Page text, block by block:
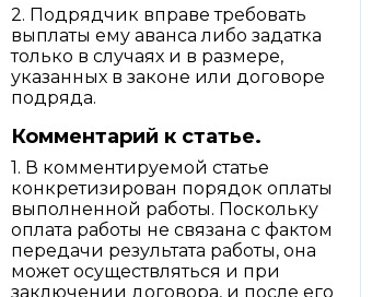
2. Подрядчик вправе требовать
выплаты ему аванса либо задатка
только в случаях и в размере,
указанных в законе или договоре
подряда.
Комментарий к статье.
1. В комментируемой статье
конкретизирован порядок оплаты
выполненной работы. Поскольку
оплата работы не связана с фактом
передачи результата работы, она
может осуществляться и при
заключении договора, и после его